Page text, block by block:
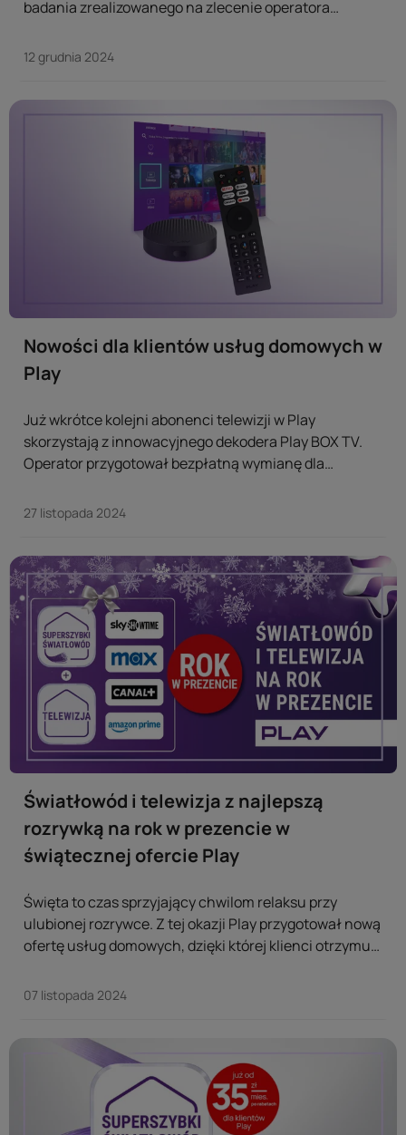
badania zrealizowanego na zlecenie operatora
że serwisy streamingowe na dobre zdobyły serca
12 grudnia 2024
Nowości dla klientów usług domowych w
Play
Już wkrótce kolejni abonenci telewizji w Play
skorzystają z innowacyjnego dekodera Play BOX TV.
Operator przygotował bezpłatną wymianę dla
Pozostałe dekodery wciąż będą obsługiwane. ...
27 listopada 2024
Światłowód i telewizja z najlepszą
rozrywką na rok w prezencie w
świątecznej ofercie Play
Święta to czas sprzyjający chwilom relaksu przy
ulubionej rozrywce. Z tej okazji Play przygotował nową
ofertę usług domowych, dzięki której klienci otrzymują
światłowodu i telewizji z szerokim wyborem kanałów,
07 listopada 2024